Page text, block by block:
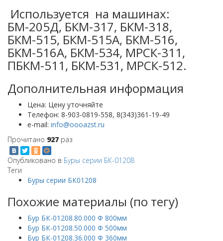
Используется на машинах:
БМ-205Д, БКМ-317, БКМ-318,
БКМ-515, БКМ-515А, БКМ-516,
БКМ-516А, БКМ-534, МРСК-311,
ПБКМ-511, БКМ-531, МРСК-512.
Дополнительная информация
Цена: Цену уточняйте
Телефон: 8-903-0819-558, 8(343)361-19-49
e-mail:
Прочитано 927 раз
Опубликовано в Буры серии БК-01208
Теги
Буры серии БК01208
Похожие материалы (по тегу)
Бур БК-01208.80.000 Ф 800мм
Бур БК-01208.50.000 Ф 500мм
Бур БК-01208.36.000 Ф 360мм